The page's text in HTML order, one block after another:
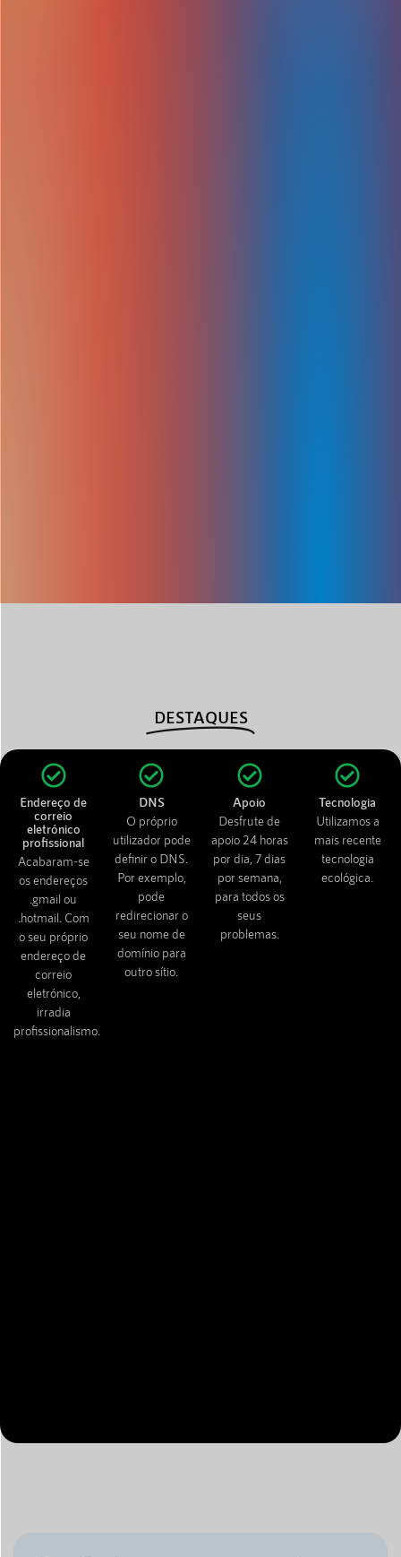
Endereço de
correio
eletrónico
profissional
Acabaram-se
os endereços
.gmail ou
.hotmail. Com
o seu próprio
endereço de
correio
eletrónico,
irradia
profissionalismo.
DNS
O próprio
utilizador pode
definir o DNS.
Por exemplo,
pode
redirecionar o
seu nome de
domínio para
outro sítio.
Apoio
Desfrute de
apoio 24 horas
por dia, 7 dias
por semana,
para todos os
seus
problemas.
Tecnologia
Utilizamos a
mais recente
tecnologia
ecológica.
DESTAQUES